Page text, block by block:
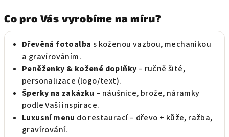
Co pro Vás vyrobíme na míru?
Dřevěná fotoalba s koženou vazbou, mechanikou
a gravírováním.
Peněženky & kožené doplňky – ručně šité,
personalizace (logo/text).
Šperky na zakázku – náušnice, brože, náramky
podle Vaší inspirace.
Luxusní menu do restaurací – dřevo + kůže, ražba,
gravírování.